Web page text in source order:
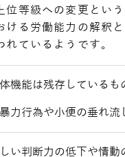
位等級への変更という
ける労働能力の解釈
れているようです。
機能は残存している
力行為や小便の垂れ流
い判断力の低下や情